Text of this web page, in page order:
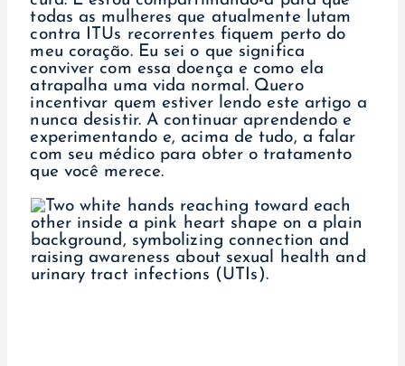
todas as mulheres que atualmente lutam
contra ITUs recorrentes fiquem perto do
meu coração. Eu sei o que significa
conviver com essa doença e como ela
atrapalha uma vida normal. Quero
incentivar quem estiver lendo este artigo a
nunca desistir. A continuar aprendendo e
experimentando e, acima de tudo, a falar
com seu médico para obter o tratamento
que você merece.